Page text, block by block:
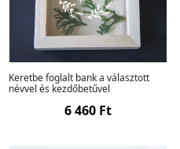
Keretbe foglalt bank a választott
névvel és kezdőbetűvel
6 460 Ft